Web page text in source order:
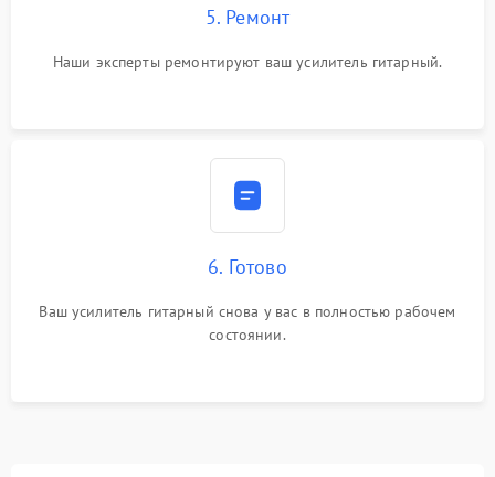
5. Ремонт
Наши эксперты ремонтируют ваш усилитель гитарный.
6. Готово
Ваш усилитель гитарный снова у вас в полностью рабочем
состоянии.